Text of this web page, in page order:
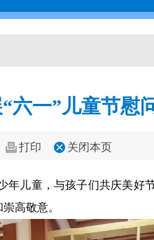
六一”儿童节慰
打印 关闭本页
儿童，与孩子们共庆美好
高敬意。